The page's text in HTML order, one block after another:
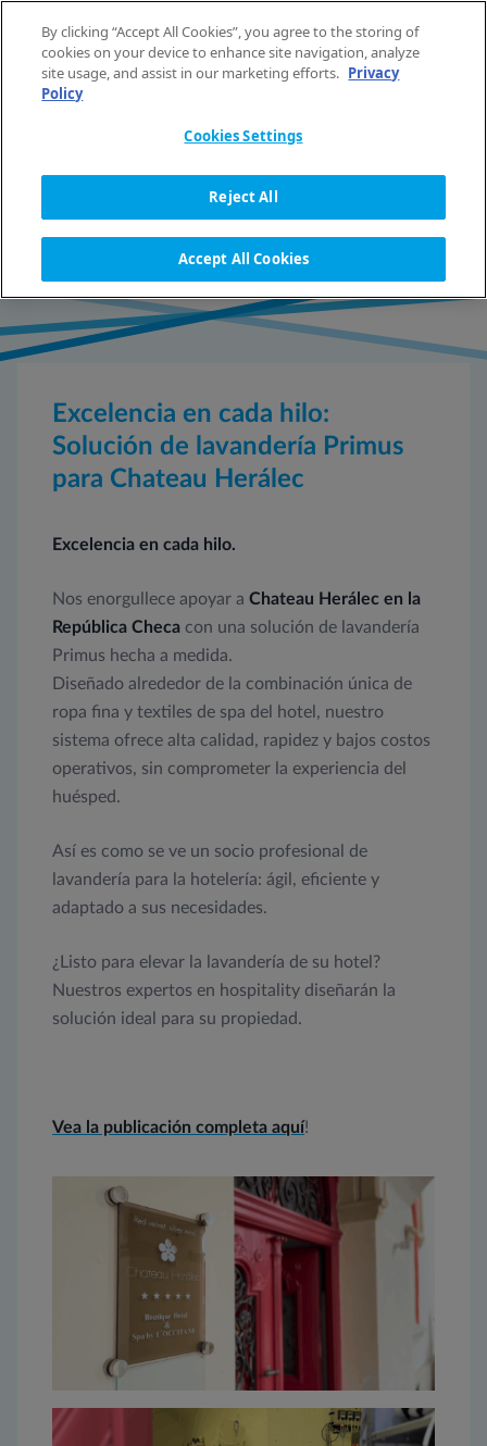
ES
INICIO
REFERENCIAS
DETALLE DE LA REFERENCIA
Excelencia en cada hilo:
Solución de lavandería Primus
para Chateau Herálec
Excelencia en cada hilo.
Nos enorgullece apoyar a Chateau Herálec en la
República Checa con una solución de lavandería
Primus hecha a medida.
Diseñado alrededor de la combinación única de
ropa fina y textiles de spa del hotel, nuestro
sistema ofrece alta calidad, rapidez y bajos costos
operativos, sin comprometer la experiencia del
huésped.
Así es como se ve un socio profesional de
lavandería para la hotelería: ágil, eficiente y
adaptado a sus necesidades.
¿Listo para elevar la lavandería de su hotel?
Nuestros expertos en hospitality diseñarán la
solución ideal para su propiedad.
Vea la publicación completa aquí!
By clicking “Accept All Cookies”, you agree to the storing of
cookies on your device to enhance site navigation, analyze
site usage, and assist in our marketing efforts. Privacy
Policy
Cookies Settings
Reject All
Accept All Cookies